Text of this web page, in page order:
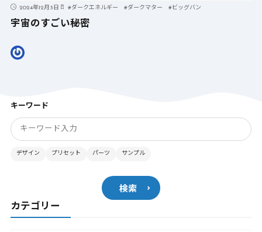
2024年12月3日 #ダークエネルギー #ダークマター #ビッグバン
宇宙のすごい秘密
キーワード
デザイン プリセット パーツ サンプル
検索
カテゴリー